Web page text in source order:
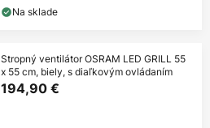
Na sklade
Stropný ventilátor OSRAM LED GRILL 55
x 55 cm, biely, s diaľkovým ovládaním
194,90 €